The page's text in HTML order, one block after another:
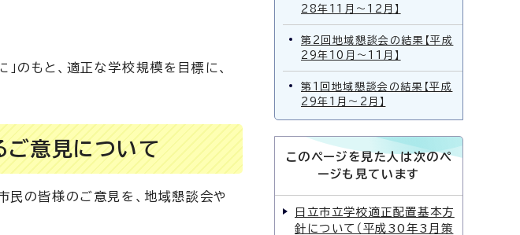
のもと、適正な学校規模を目標に、
ご意見について
民の皆様のご意見を、地域懇談会や
28年11月～12月】
第2回地域懇談会の結果【平成
29年10月～11月】
第1回地域懇談会の結果【平成
29年1月～2月】
このページを見た人は次のペ
ージも見ています
日立市立学校適正配置基本方
針について（平成30年3月策